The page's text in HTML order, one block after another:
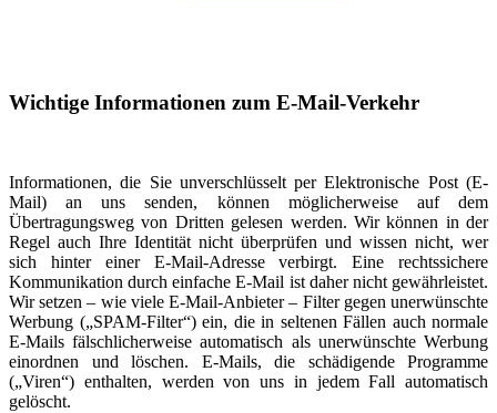
Wichtige Informationen zum E-Mail-Verkehr
Informationen, die Sie unverschlüsselt per Elektronische Post (E-
Mail) an uns senden, können möglicherweise auf dem
Übertragungsweg von Dritten gelesen werden. Wir können in der
Regel auch Ihre Identität nicht überprüfen und wissen nicht, wer
sich hinter einer E-Mail-Adresse verbirgt. Eine rechtssichere
Kommunikation durch einfache E-Mail ist daher nicht gewährleistet.
Wir setzen – wie viele E-Mail-Anbieter – Filter gegen unerwünschte
Werbung („SPAM-Filter“) ein, die in seltenen Fällen auch normale
E-Mails fälschlicherweise automatisch als unerwünschte Werbung
einordnen und löschen. E-Mails, die schädigende Programme
(„Viren“) enthalten, werden von uns in jedem Fall automatisch
gelöscht.